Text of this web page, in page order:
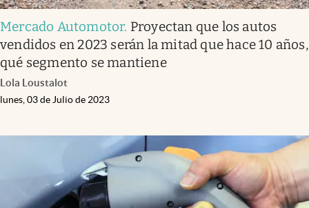
Mercado Automotor. Proyectan que los autos
vendidos en 2023 serán la mitad que hace 10 años,
qué segmento se mantiene
Lola Loustalot
lunes, 03 de Julio de 2023